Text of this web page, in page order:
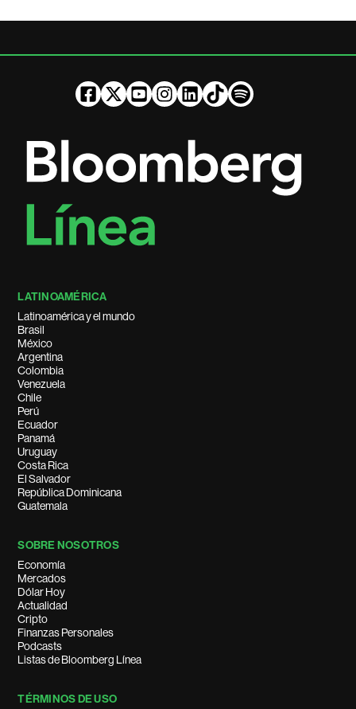
LATINOAMÉRICA
Latinoamérica y el mundo
Brasil
México
Argentina
Colombia
Venezuela
Chile
Perú
Ecuador
Panamá
Uruguay
Costa Rica
El Salvador
República Dominicana
Guatemala
SOBRE NOSOTROS
Economía
Mercados
Dólar Hoy
Actualidad
Cripto
Finanzas Personales
Podcasts
Listas de Bloomberg Línea
TÉRMINOS DE USO